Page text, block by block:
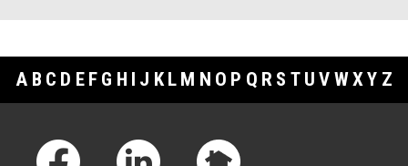
A B C D E F G H I J K L M N O P Q R S T U V WXY Z